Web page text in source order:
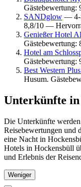
SANDglow — 4-
8,8/10 —
Genießer Hotel
Hotel am
Best Western
Husum.
Unterkünfte
Die Unterkünfte
Reisebewertungen und
eine Nacht in
Hotels in Hockensbüll
und Erlebnis der
Weniger